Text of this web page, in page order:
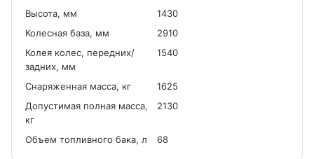
Высота, мм
1430
Колесная база, мм
2910
Колея колес, передних/
задних, мм
1540
Снаряженная масса, кг
1625
Допустимая полная масса,
кг
2130
Объем топливного бака, л 68